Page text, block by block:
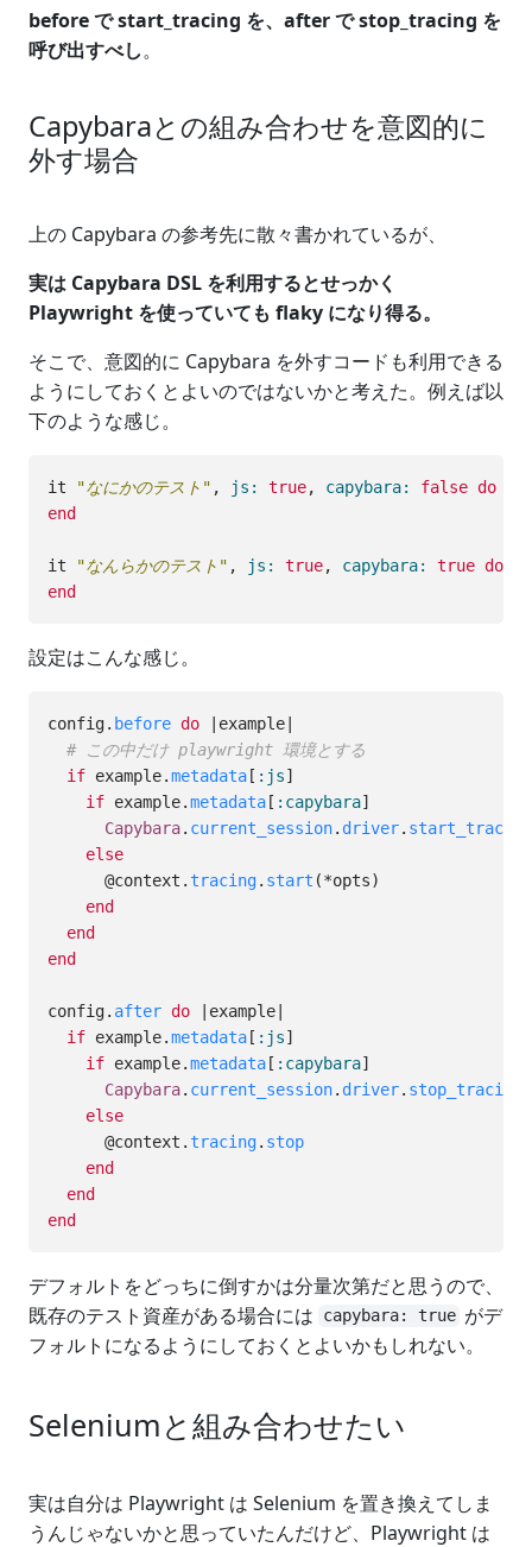
before で start_tracing を、after で stop_tracing を
呼び出すべし。
Capybaraとの組み合わせを意図的に
外す場合
上の Capybara の参考先に散々書かれているが、
実は Capybara DSL を利用するとせっかく
Playwright を使っていても flaky になり得る。
そこで、意図的に Capybara を外すコードも利用できる
ようにしておくとよいのではないかと考えた。例えば以
下のような感じ。
it "なにかのテスト" , js: true, capybara: false do
end
it "なんらかのテスト" , js: true, capybara: true do
end
設定はこんな感じ。
config. before do | example|
# この中だけ playwright 環境とする
if example.metadata[ :js]
if example.metadata[ :capybara]
Capybara. current_session. driver. start_tracing
else
@context .tracing. start (*opts)
end
end
end
config. after do | example|
if example.metadata[ :js]
if example.metadata[ :capybara]
Capybara. current_session. driver. stop_tracing
else
@context .tracing. stop
end
end
end
デフォルトをどっちに倒すかは分量次第だと思うので、
既存のテスト資産がある場合には
capybara: true がデ
フォルトになるようにしておくとよいかもしれない。
Seleniumと組み合わせたい
実は自分は Playwright は Selenium を置き換えてしま
うんじゃないかと思っていたんだけど、Playwright は